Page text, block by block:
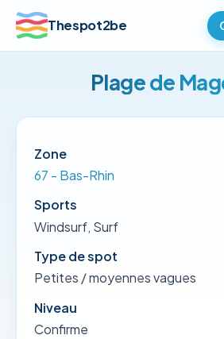
Thespot2be
Plage de
Zone
67 - Bas-Rhin
Sports
Windsurf, Surf
Type de spot
Petites / moyennes vagues
Niveau
Confirme